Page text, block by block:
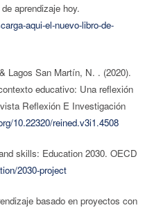
aprendizaje hoy.
aqui-el-nuevo-libro-de-
Lagos San Martín, N. . (2020).
educativo: Una reflexión
Reflexión E Investigación
10.22320/reined.v3i1.4508
skills: Education 2030. OECD
2030-project
basado en proyectos con